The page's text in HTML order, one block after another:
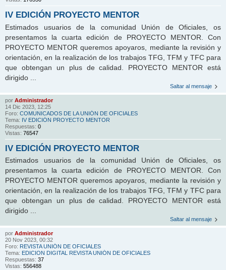
IV EDICIÓN PROYECTO MENTOR
Estimados usuarios de la comunidad Unión de Oficiales, os
presentamos la cuarta edición de PROYECTO MENTOR. Con
PROYECTO MENTOR queremos apoyaros, mediante la revisión y
orientación, en la realización de los trabajos TFG, TFM y TFC para
que obtengan un plus de calidad. PROYECTO MENTOR está
dirigido ...
Saltar al mensaje
por Administrador
14 Dic 2023, 12:25
Foro: COMUNICADOS DE LA UNIÓN DE OFICIALES
Tema: IV EDICIÓN PROYECTO MENTOR
Respuestas: 0
Vistas: 76547
IV EDICIÓN PROYECTO MENTOR
Estimados usuarios de la comunidad Unión de Oficiales, os
presentamos la cuarta edición de PROYECTO MENTOR. Con
PROYECTO MENTOR queremos apoyaros, mediante la revisión y
orientación, en la realización de los trabajos TFG, TFM y TFC para
que obtengan un plus de calidad. PROYECTO MENTOR está
dirigido ...
Saltar al mensaje
por Administrador
20 Nov 2023, 00:32
Foro: REVISTA UNIÓN DE OFICIALES
Tema: EDICION DIGITAL REVISTA UNIÓN DE OFICIALES
Respuestas: 37
Vistas: 556488